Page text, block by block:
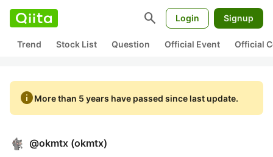
search Login Signup
Trend Stock List Question Official Event Official
infoMore than 5 years have passed since last update.
@okmtx (okmtx)